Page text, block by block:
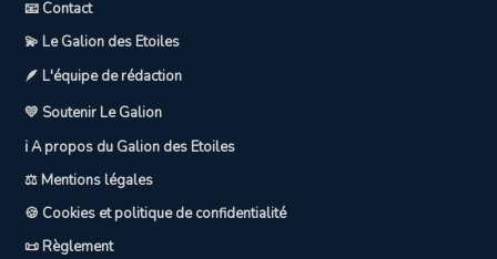
📧 Contact
💫 Le Galion des Etoiles
🪶 L'équipe de rédaction
💛 Soutenir Le Galion
ℹ️ A propos du Galion des Etoiles
⚖️ Mentions légales
🍪 Cookies et politique de confidentialité
📜 Règlement